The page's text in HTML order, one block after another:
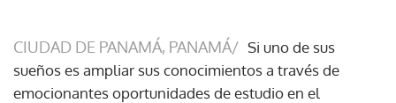
CIUDAD DE PANAMÁ, PANAMÁ/ Si uno de sus
sueños es ampliar sus conocimientos a través de
emocionantes oportunidades de estudio en el